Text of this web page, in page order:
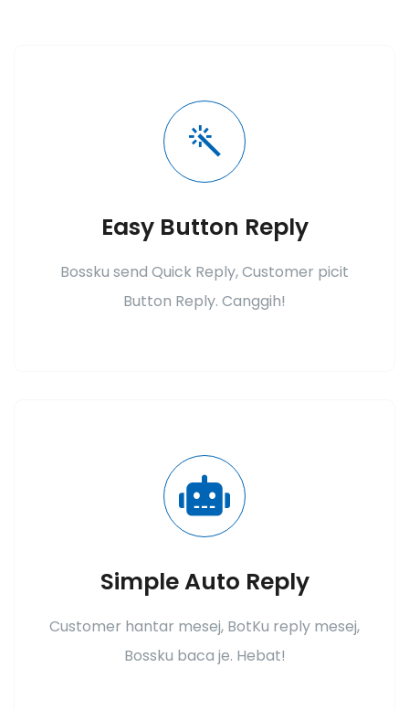
Easy Button Reply
Bossku send Quick Reply, Customer picit
Button Reply. Canggih!
Simple Auto Reply
Customer hantar mesej, BotKu reply mesej,
Bossku baca je. Hebat!